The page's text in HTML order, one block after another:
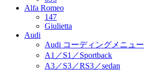
Alfa Romeo
147
Giulietta
Audi
Audi コーディングメニュー
A1／S1／Sportback
A3／S3／RS3／sedan